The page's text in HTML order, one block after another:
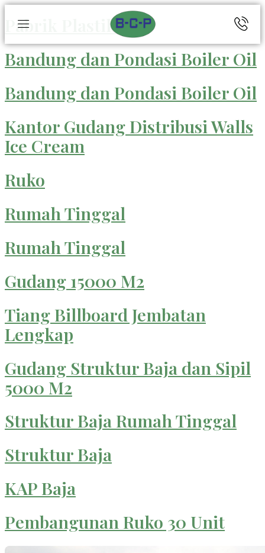
Pabrik Plastik
Bandung dan Pondasi Boiler Oil
Bandung dan Pondasi Boiler Oil
Kantor Gudang Distribusi Walls
Ice Cream
Ruko
Rumah Tinggal
Rumah Tinggal
Gudang 15000 M2
Tiang Billboard Jembatan
Lengkap
Gudang Struktur Baja dan Sipil
5000 M2
Struktur Baja Rumah Tinggal
Struktur Baja
KAP Baja
Pembangunan Ruko 30 Unit